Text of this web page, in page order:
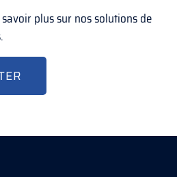
plus sur nos solutions de